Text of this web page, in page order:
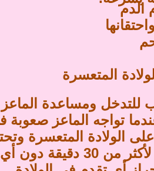
الدم
المتعسرة
ومساعدة الماعز
تواجه الماعز صعوبة
الولادة المتعسرة
دون أي تقدم